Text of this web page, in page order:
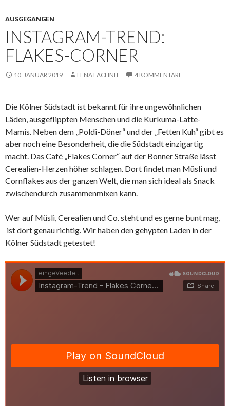
AUSGEGANGEN
INSTAGRAM-TREND:
FLAKES-CORNER
10. JANUAR 2019 LENA LACHNIT 4 KOMMENTARE
Die Kölner Südstadt ist bekannt für ihre ungewöhnlichen
Läden, ausgeflippten Menschen und die Kurkuma-Latte-
Mamis. Neben dem „Poldi-Döner“ und der „Fetten Kuh“ gibt es
aber noch eine Besonderheit, die die Südstadt einzigartig
macht. Das Café „Flakes Corner“ auf der Bonner Straße lässt
Cerealien-Herzen höher schlagen. Dort findet man Müsli und
Cornflakes aus der ganzen Welt, die man sich ideal als Snack
zwischendurch zusammenmixen kann.
Wer auf Müsli, Cerealien und Co. steht und es gerne bunt mag,
ist dort genau richtig. Wir haben den gehypten Laden in der
Kölner Südstadt getestet!